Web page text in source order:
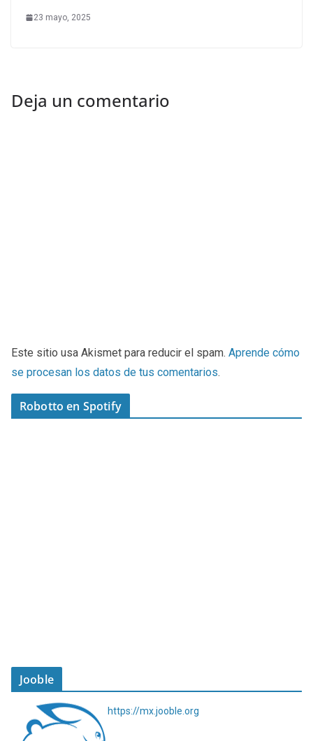
23 mayo, 2025
Deja un comentario
Este sitio usa Akismet para reducir el spam. Aprende cómo
se procesan los datos de tus comentarios.
Robotto en Spotify
Jooble
https://mx.jooble.org